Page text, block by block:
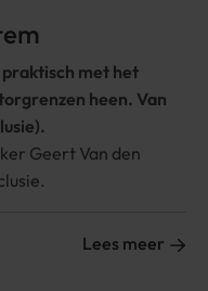
praktisch met het
heen. Van
Geert Van den
.
Lees meer